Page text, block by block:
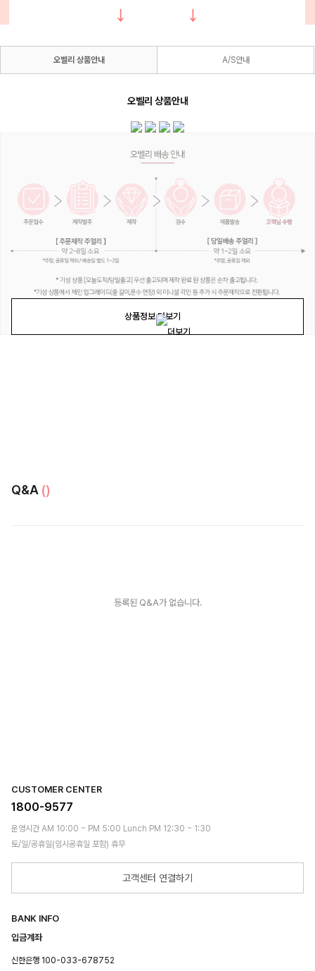
상품정보 더보기
오벨리 상품안내 A/S안내
오벨리 상품안내
Q&A ()
등록된 Q&A가 없습니다.
CUSTOMER CENTER
1800-9577
운영시간 AM 10:00 ~ PM 5:00 Lunch PM 12:30 ~ 1:30
토/일/공휴일(임시공휴일 포함) 휴무
고객센터 연결하기
BANK INFO
입금계좌
신한은행 100-033-678752